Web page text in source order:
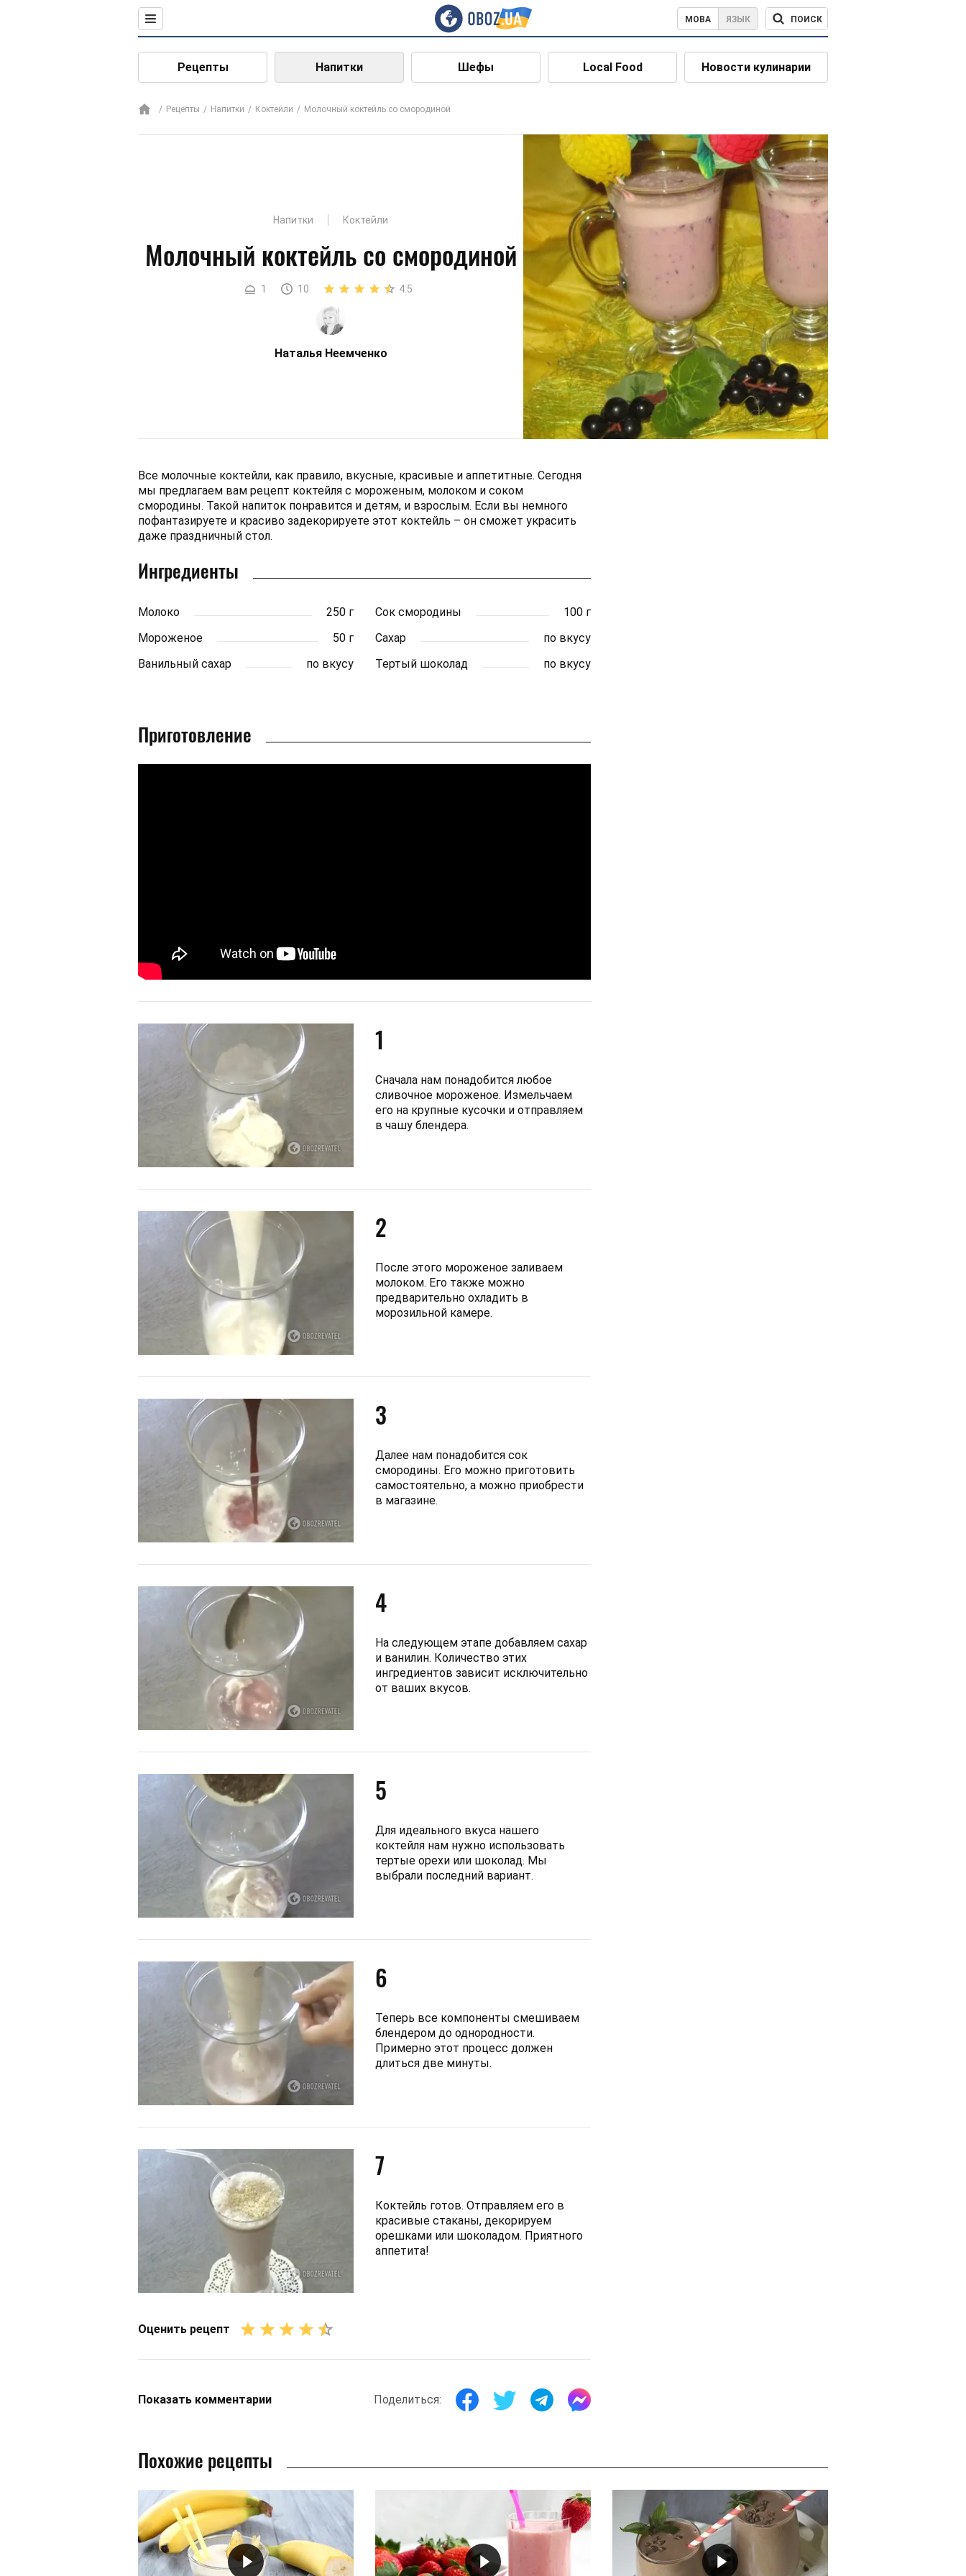
МОВА ЯЗЫК ПОИСК
Рецепты Напитки Шефы Local Food Новости кулинарии
Рецепты Напитки Коктейли Молочный коктейль со смородиной
Напитки Коктейли
Молочный коктейль со смородиной
1 10 4.5
Наталья Неемченко
Все молочные коктейли, как правило, вкусные, красивые и аппетитные. Сегодня
мы предлагаем вам рецепт коктейля с мороженым, молоком и соком
смородины. Такой напиток понравится и детям, и взрослым. Если вы немного
пофантазируете и красиво задекорируете этот коктейль – он сможет украсить
даже праздничный стол.
Ингредиенты
Молоко 250 г Сок смородины
100 г
Мороженое
50 г Сахар
по вкусу
Ванильный сахар
по вкусу Тертый шоколад по вкусу
Приготовление
1
Сначала нам понадобится любое
сливочное мороженое. Измельчаем
его на крупные кусочки и отправляем
в чашу блендера.
2
После этого мороженое заливаем
молоком. Его также можно
предварительно охладить в
морозильной камере.
3
Далее нам понадобится сок
смородины. Его можно приготовить
самостоятельно, а можно приобрести
в магазине.
4
На следующем этапе добавляем сахар
и ванилин. Количество этих
ингредиентов зависит исключительно
от ваших вкусов.
5
Для идеального вкуса нашего
коктейля нам нужно использовать
тертые орехи или шоколад. Мы
выбрали последний вариант.
6
Теперь все компоненты смешиваем
блендером до однородности.
Примерно этот процесс должен
длиться две минуты.
7
Коктейль готов. Отправляем его в
красивые стаканы, декорируем
орешками или шоколадом. Приятного
аппетита!
Оценить рецепт
Показать комментарии Поделиться:
Похожие рецепты